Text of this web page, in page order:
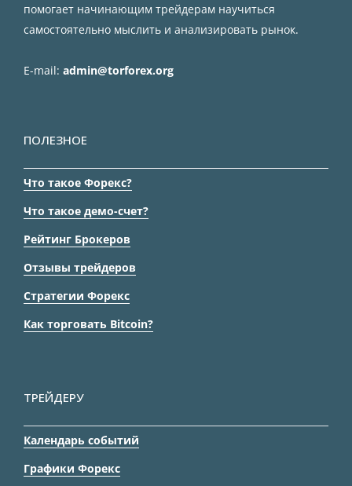
помогает начинающим трейдерам научиться
самостоятельно мыслить и анализировать рынок.
E-mail: admin@torforex.org
ПОЛЕЗНОЕ
Что такое Форекс?
Что такое демо-счет?
Рейтинг Брокеров
Отзывы трейдеров
Стратегии Форекс
Как торговать Bitcoin?
ТРЕЙДЕРУ
Календарь событий
Графики Форекс